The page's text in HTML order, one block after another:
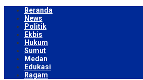
Beranda
News
Politik
Ekbis
Hukum
Sumut
Medan
Edukasi
Ragam